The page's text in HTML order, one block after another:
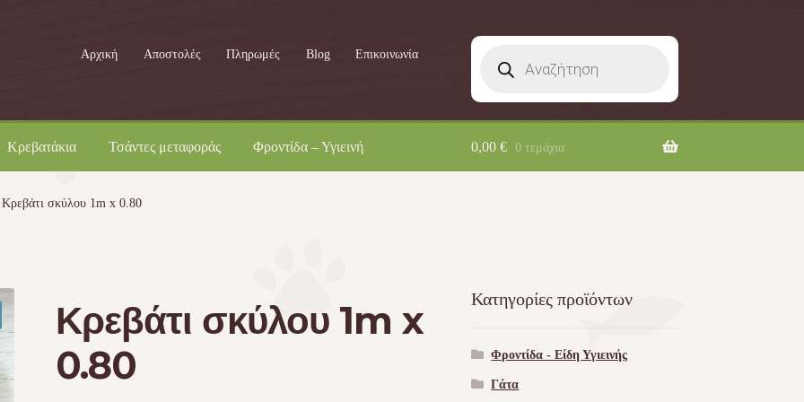
Αρχική Αποστολές Πληρωμές Blog Επικοινωνία
search
Κρεβατάκια Τσάντες μεταφοράς Φροντίδα – Υγιεινή 0,00 € 0 τεμάχια
Κρεβάτι σκύλου 1m x 0.80
Κρεβάτι σκύλου 1m x
0.80
Κατηγορίες προϊόντων
Φροντίδα - Είδη Υγιεινής
Γάτα